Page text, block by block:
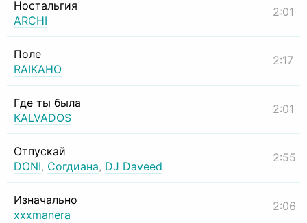
Ностальгия
ARCHI
2:01
Поле
RAIKAHO
2:17
Где ты была
KALVADOS
2:01
Отпускай
DONI, Согдиана, DJ Daveed
2:55
Изначально
xxxmanera
2:06